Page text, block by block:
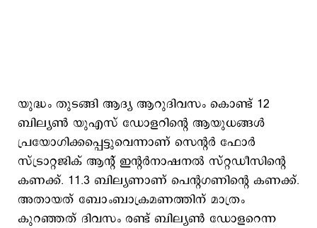
യുദ്ധം തുടങ്ങി ആദ്യ ആറുദിവസം കൊണ്ട് 12
ബില്യണ്‍ യുഎസ് ഡോളറിന്‍റെ ആയുധങ്ങള്‍
പ്രയോഗിക്കപ്പെട്ടുവെന്നാണ് സെന്‍റര്‍ ഫോര്‍
സ്ട്രാറ്റജിക് ആന്‍റ് ഇന്‍റര്‍നാഷനല്‍ സ്റ്റഡീസിന്‍റെ
കണക്ക്. 11.3 ബില്യണാണ് പെന്‍റഗണിന്‍റെ കണക്ക്.
അതായത് ബോംബാക്രമണത്തിന് മാത്രം
കുറഞ്ഞത് ദിവസം രണ്ട് ബില്യണ്‍ ഡോളറെന്ന